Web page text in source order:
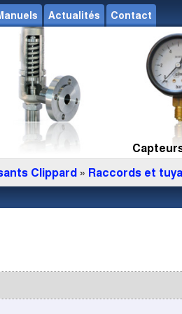
Actualités Contact
Clippard » Raccords et